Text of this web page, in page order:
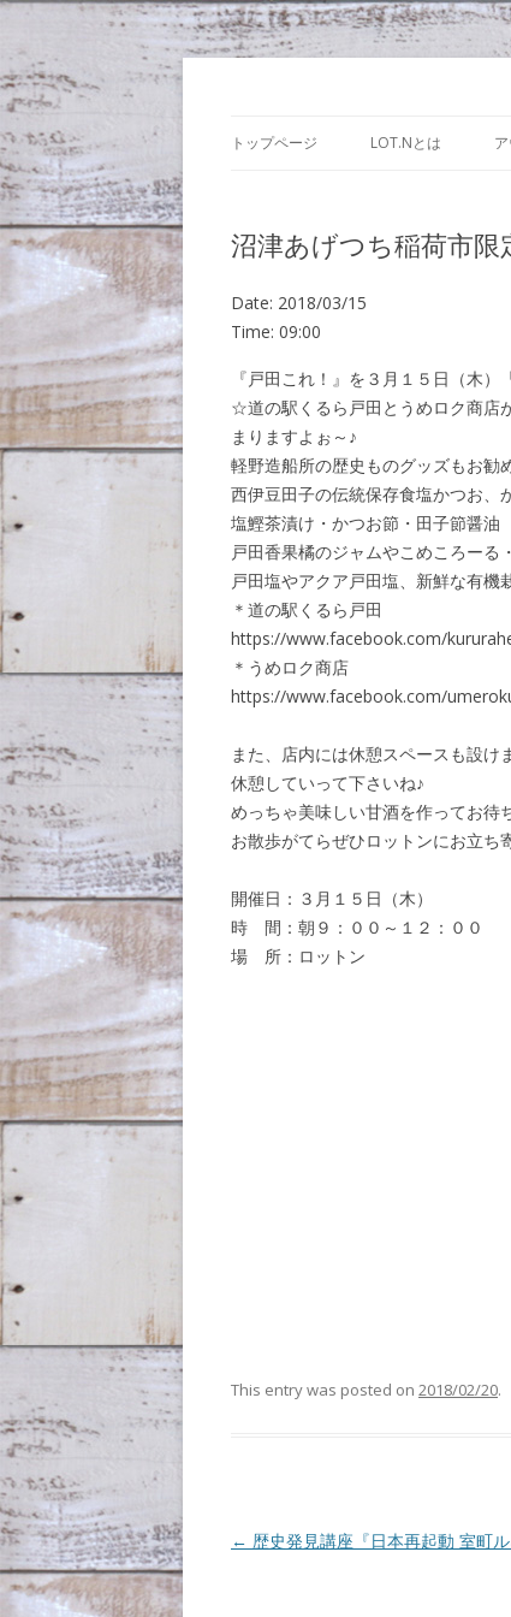
トップページ LOT.Nとは
沼津あげつち稲荷市限
Date: 2018/03/15
Time: 09:00
『戸田これ！』を３月１５日（木
☆道の駅くるら戸田とうめロク商店
まりますよぉ～♪
軽野造船所の歴史ものグッズもお勧
西伊豆田子の伝統保存食塩かつお、
塩鰹茶漬け・かつお節・田子節醤油
戸田香果橘のジャムやこめころーる
戸田塩やアクア戸田塩、新鮮な有機
＊道の駅くるら戸田
https://www.facebook.com/
＊うめロク商店
https://www.facebook.com/
また、店内には休憩スペースも設
休憩していって下さいね♪
めっちゃ美味しい甘酒を作ってお待
お散歩がてらぜひロットンにお立ち
開催日：３月１５日（木）
時 間：朝９：００～１２：００
場 所：ロットン
This entry was posted on 2018/02/20.
Post navigation
← 歴史発見講座『日本再起動 室町ル